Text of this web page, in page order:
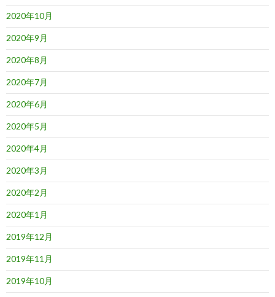
2020年10月
2020年9月
2020年8月
2020年7月
2020年6月
2020年5月
2020年4月
2020年3月
2020年2月
2020年1月
2019年12月
2019年11月
2019年10月